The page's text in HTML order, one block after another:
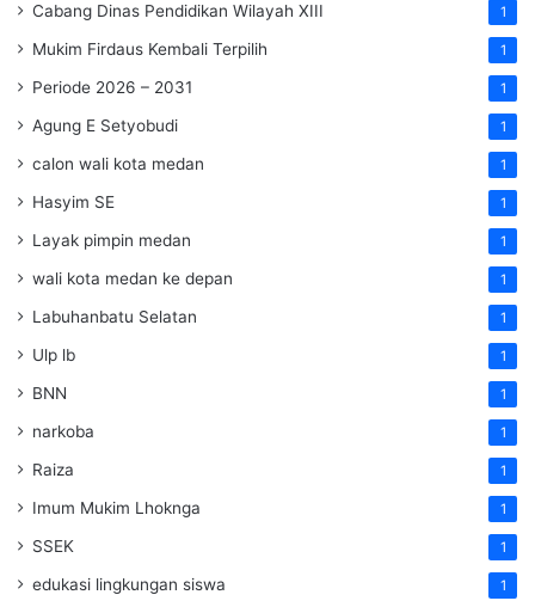
Cabang Dinas Pendidikan Wilayah XIII 1
Mukim Firdaus Kembali Terpilih 1
Periode 2026 – 2031 1
Agung E Setyobudi 1
calon wali kota medan 1
Hasyim SE 1
Layak pimpin medan 1
wali kota medan ke depan 1
Labuhanbatu Selatan 1
Ulp lb 1
BNN 1
narkoba 1
Raiza 1
Imum Mukim Lhoknga 1
SSEK 1
edukasi lingkungan siswa 1